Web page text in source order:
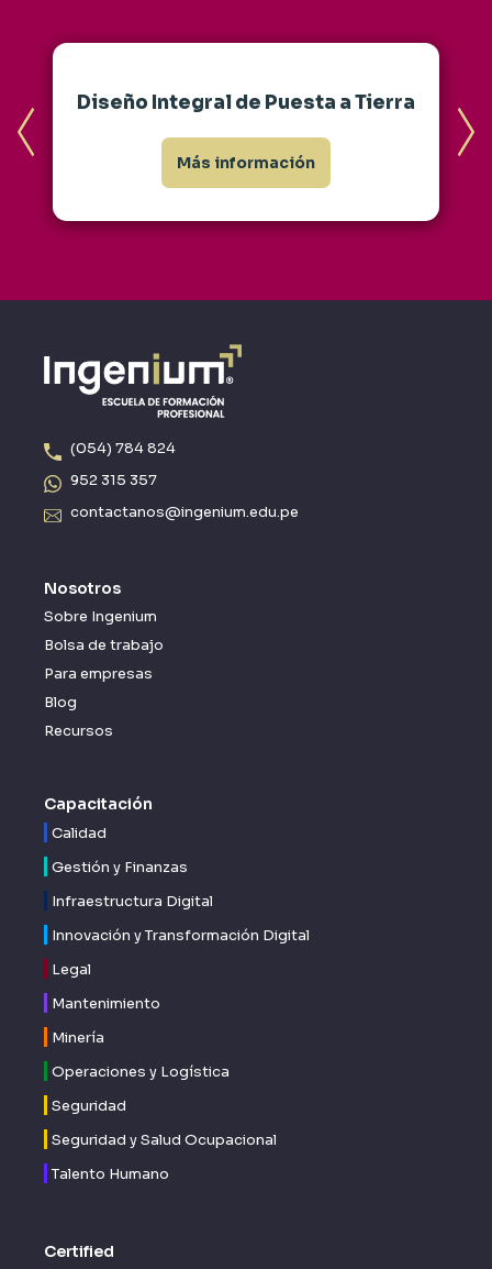
Diseño Integral de Puesta a Tierra
Más información
(054) 784 824
952 315 357
contactanos@ingenium.edu.pe
Nosotros
Sobre Ingenium
Bolsa de trabajo
Para empresas
Blog
Recursos
Capacitación
Calidad
Gestión y Finanzas
Infraestructura Digital
Innovación y Transformación Digital
Legal
Mantenimiento
Minería
Operaciones y Logística
Seguridad
Seguridad y Salud Ocupacional
Talento Humano
Certified